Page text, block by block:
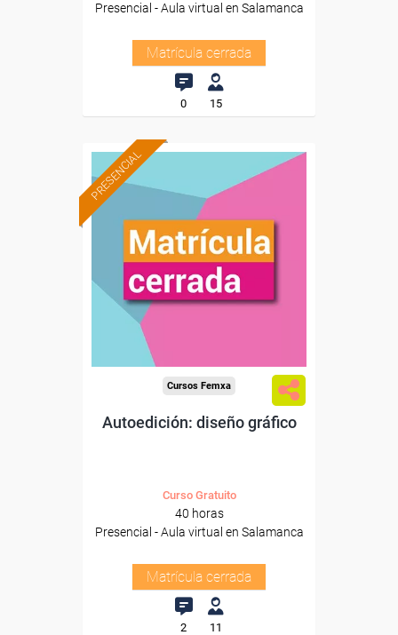
Presencial - Aula virtual en Salamanca
Matrícula cerrada
0 15
PRESENCIAL
Cursos Femxa
Autoedición: diseño gráfico
Curso Gratuito
40 horas
Presencial - Aula virtual en Salamanca
Matrícula cerrada
2 11